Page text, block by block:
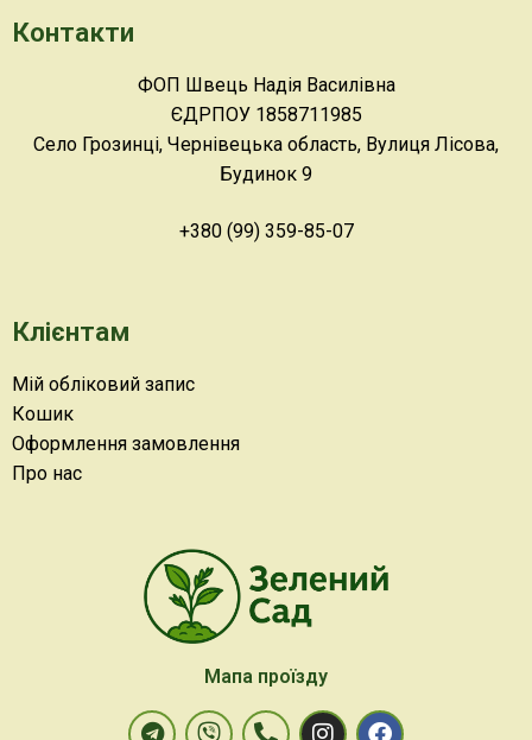
Контакти
ФОП Швець Надія Василівна
ЄДРПОУ 1858711985
Село Грозинці, Чернівецька область, Вулиця Лісова,
Будинок 9
+380 (99) 359-85-07
Клієнтам
Мій обліковий запис
Кошик
Оформлення замовлення
Про нас
Мапа проїзду